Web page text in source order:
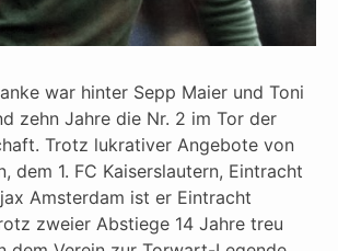
war hinter Sepp Maier und Toni
zehn Jahre die Nr. 2 im Tor der
Trotz lukrativer Angebote von
dem 1. FC Kaiserslautern, Eintracht
Amsterdam ist er Eintracht
zweier Abstiege 14 Jahre treu